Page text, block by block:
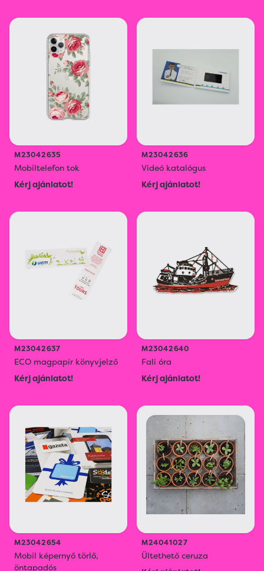
M23042635
Mobiltelefon tok
Kérj ajánlatot!
M23042636
Videó katalógus
Kérj ajánlatot!
M23042637
ECO magpapír könyvjelző
Kérj ajánlatot!
M23042640
Fali óra
Kérj ajánlatot!
M23042654
Mobil képernyő törlő,
öntapadós
M24041027
Ültethető ceruza